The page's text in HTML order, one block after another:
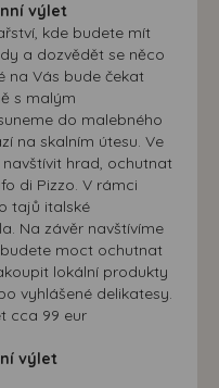
výlet
kde budete mít
a dozvědět se něco
na Vás bude čekat
s malým
do malebného
na skalním útesu. Ve
hrad, ochutnat
di Pizzo. V rámci
tajů italské
Na závěr navštívíme
moct ochutnat
lokální produkty
vyhlášené delikatesy.
cca 99 eur
výlet